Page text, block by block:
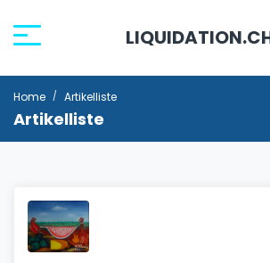
Home Artikelliste
Artikelliste